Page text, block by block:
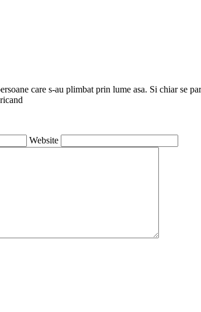
care s-au plimbat prin lume asa. Si chiar se
Website